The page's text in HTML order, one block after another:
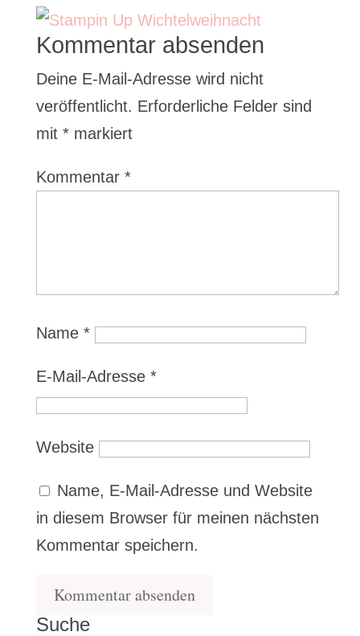
Kommentar absenden
Deine E-Mail-Adresse wird nicht
veröffentlicht. Erforderliche Felder sind
mit *markiert
Kommentar *
Name *
E-Mail-Adresse *
Website
Name, E-Mail-Adresse und Website
in diesem Browser für meinen nächsten
Kommentar speichern.
Suche